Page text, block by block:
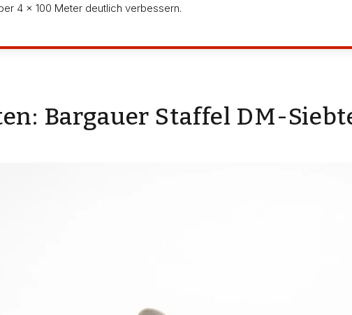
4 x 100 Meter deutlich verbessern.
Bargauer Staffel DM-
Petra Barthle, Sonja Brandstetter, Jutta Stütz und